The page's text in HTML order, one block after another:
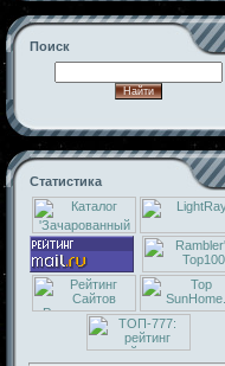
Поиск
Статистика